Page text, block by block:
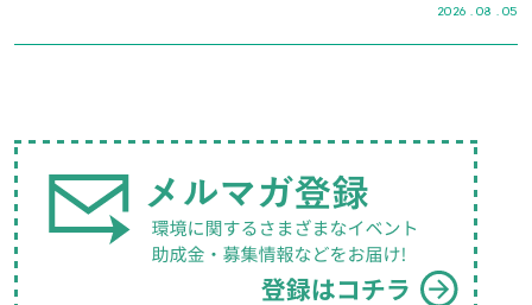
2026 . 08 . 05